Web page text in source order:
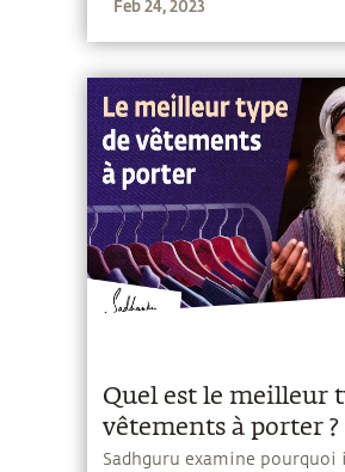
Feb 24, 2023
Quel est le meilleur
vêtements à porter ?
Sadhguru examine pourquoi